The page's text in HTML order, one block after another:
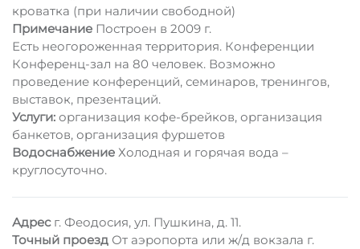
кроватка (при наличии свободной)
Примечание Построен в 2009 г.
Есть неогороженная территория. Конференции
Конференц-зал на 80 человек. Возможно
проведение конференций, семинаров, тренингов,
выставок, презентаций.
Услуги: организация кофе-брейков, организация
банкетов, организация фуршетов
Водоснабжение Холодная и горячая вода –
круглосуточно.
Адресг. Феодосия, ул. Пушкина, д. 11.
Точный проезд От аэропорта или ж/д вокзала г.